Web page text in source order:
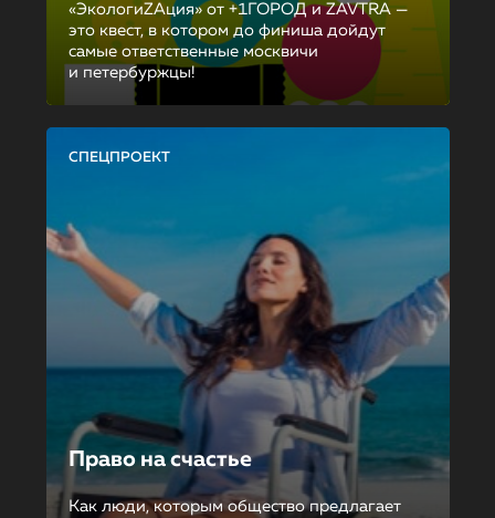
«ЭкологиZAция» от +1ГОРОД и ZAVTRA —
это квест, в котором до финиша дойдут
самые ответственные москвичи
и петербуржцы!
СПЕЦПРОЕКТ
Право на счастье
Как люди, которым общество предлагает